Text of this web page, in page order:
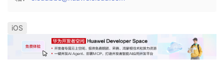
证
实
的
持
建
iOS